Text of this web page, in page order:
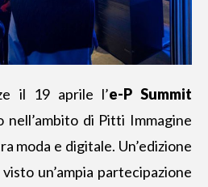
il 19 aprile l’e-P Summit
nell’ambito di Pitti Immagine
moda e digitale. Un’edizione
un’ampia partecipazione